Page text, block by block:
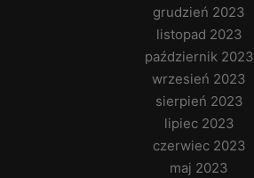
grudzień 2023
listopad 2023
październik 2023
wrzesień 2023
sierpień 2023
lipiec 2023
czerwiec 2023
maj 2023